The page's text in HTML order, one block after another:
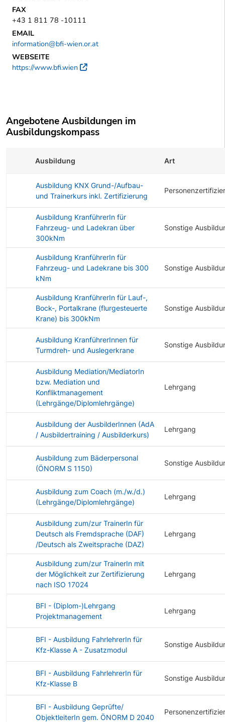
FAX
+43 1 811 78 -10111
EMAIL
information@bfi-wien.or.at
WEBSEITE
https://www.bfi.wien
Externer Link
Angebotene Ausbildungen im
Ausbildungskompass
Ausbildung Art
Ausbildung KNX Grund-/Aufbau-
und Trainerkurs inkl. Zertifizierung
Ausbildung KranführerIn für
Fahrzeug- und Ladekran über
300kNm
Sonstige
Ausbildung KranführerIn für
Fahrzeug- und Ladekrane bis 300
kNm
Sonstige
Ausbildung KranführerIn für Lauf-,
Bock-, Portalkrane (flurgesteuerte
Krane) bis 300kNm
Sonstige
Ausbildung KranführerInnen für
Turmdreh- und Auslegerkrane
Sonstige
Ausbildung Mediation/MediatorIn
bzw. Mediation und
Konfliktmanagement
(Lehrgänge/Diplomlehrgänge)
Lehrgang
Ausbildung der AusbilderInnen (AdA
/ Ausbildertraining / Ausbilderkurs)
Lehrgang
Ausbildung zum Bäderpersonal
(ÖNORM S 1150)
Sonstige
Ausbildung zum Coach (m./w./d.)
(Lehrgänge/Diplomlehrgänge)
Lehrgang
Ausbildung zum/zur TrainerIn für
Deutsch als Fremdsprache (DAF)
/Deutsch als Zweitsprache (DAZ)
Lehrgang
Ausbildung zum/zur TrainerIn mit
der Möglichkeit zur Zertifizierung
nach ISO 17024
Lehrgang
BFI - (Diplom-)Lehrgang
Projektmanagement
Lehrgang
BFI - Ausbildung FahrlehrerIn für
Kfz-Klasse A - Zusatzmodul
Sonstige
BFI - Ausbildung FahrlehrerIn für
Kfz-Klasse B
Sonstige
BFI - Ausbildung Geprüfte/
ObjektleiterIn gem. ÖNORM D 2040